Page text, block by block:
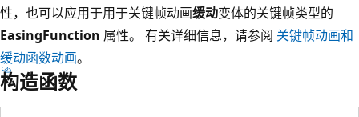
性，也可以应用于用于关键帧动画缓动变体的关键帧类型的
EasingFunction 属性。 有关详细信息，请参阅 关键帧动画和
缓动函数动画。
构造函数